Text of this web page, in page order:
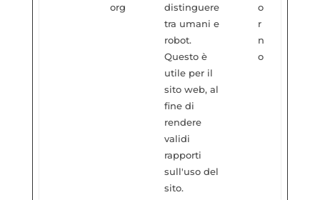
org
distinguere
tra umani e
robot.
Questo è
utile per il
sito web, al
fine di
rendere
validi
rapporti
sull'uso del
sito.
o
r
n
o